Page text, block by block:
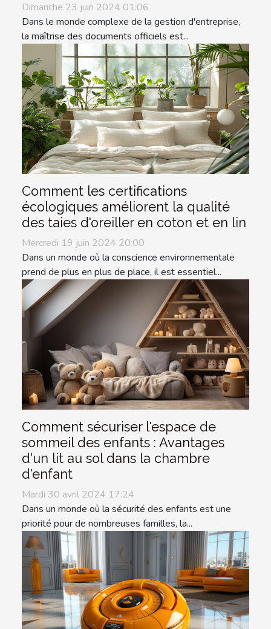
Dimanche 23 juin 2024 01:06
Dans le monde complexe de la gestion d'entreprise,
la maîtrise des documents officiels est...
Comment les certifications
écologiques améliorent la qualité
des taies d'oreiller en coton et en lin
Mercredi 19 juin 2024 20:00
Dans un monde où la conscience environnementale
prend de plus en plus de place, il est essentiel...
Comment sécuriser l'espace de
sommeil des enfants : Avantages
d'un lit au sol dans la chambre
d'enfant
Mardi 30 avril 2024 17:24
Dans un monde où la sécurité des enfants est une
priorité pour de nombreuses familles, la...